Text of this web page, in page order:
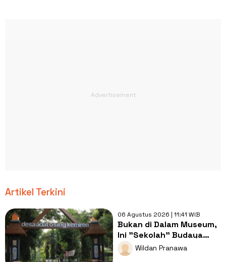
Artikel Terkini
06 Agustus 2026 | 11:41 WIB
Bukan di Dalam Museum,
Ini "Sekolah" Budaya
Paling Nyata di Ujung
Timur Jawa
Wildan Pranawa